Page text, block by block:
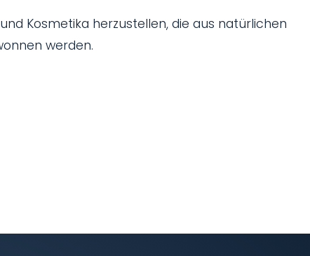
Kosmetika herzustellen, die aus natürlichen
werden.